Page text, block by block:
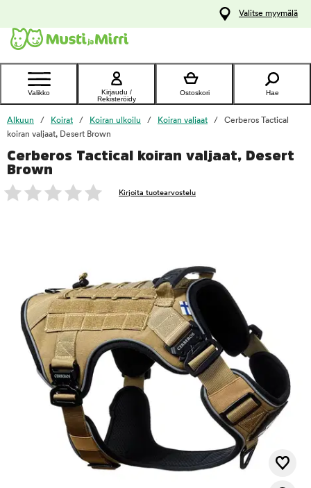
Ota yhteyttä
asiakaspalveluun
Valitse myymälä
Valikko
Kirjaudu /
Rekisteröidy
Ostoskori Hae
Alkuun Koirat Koiran ulkoilu Koiran valjaat
Cerberos Tactical
koiran valjaat, Desert Brown
Cerberos Tactical koiran valjaat, Desert
Brown
Kirjoita tuotearvostelu
foo